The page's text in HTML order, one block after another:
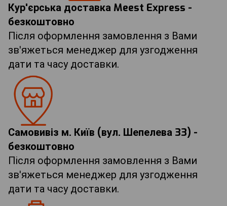
Кур'єрська доставка Meest Express -
безкоштовно
Після оформлення замовлення з Вами
зв'яжеться менеджер для узгодження
дати та часу доставки.
Самовивіз м. Київ (вул. Шепелева 33) -
безкоштовно
Після оформлення замовлення з Вами
зв'яжеться менеджер для узгодження
дати та часу доставки.